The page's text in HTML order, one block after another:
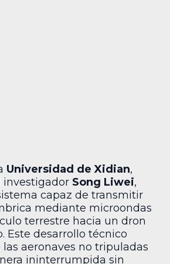
Universidad de Xidian,
investigador Song Liwei,
capaz de transmitir
mediante microondas
terrestre hacia un dron
Este desarrollo técnico
aeronaves no tripuladas
ininterrumpida sin